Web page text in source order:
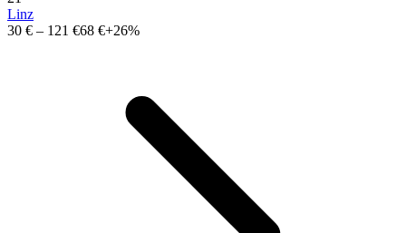
Linz
30 € – 121 €68 €+26%